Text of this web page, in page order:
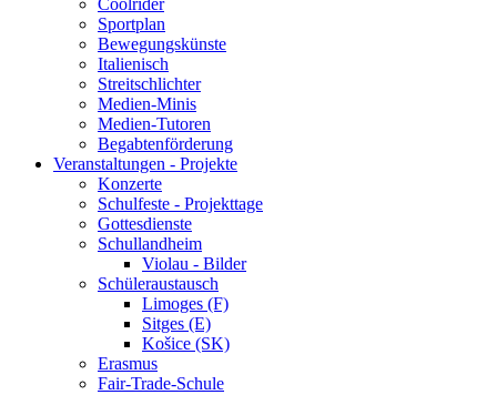
Coolrider
Sportplan
Bewegungskünste
Italienisch
Streitschlichter
Medien-Minis
Medien-Tutoren
Begabtenförderung
Veranstaltungen - Projekte
Konzerte
Schulfeste - Projekttage
Gottesdienste
Schullandheim
Violau - Bilder
Schüleraustausch
Limoges (F)
Sitges (E)
Košice (SK)
Erasmus
Fair-Trade-Schule